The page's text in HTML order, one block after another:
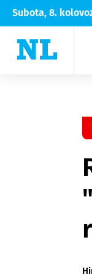
Subota, 8.